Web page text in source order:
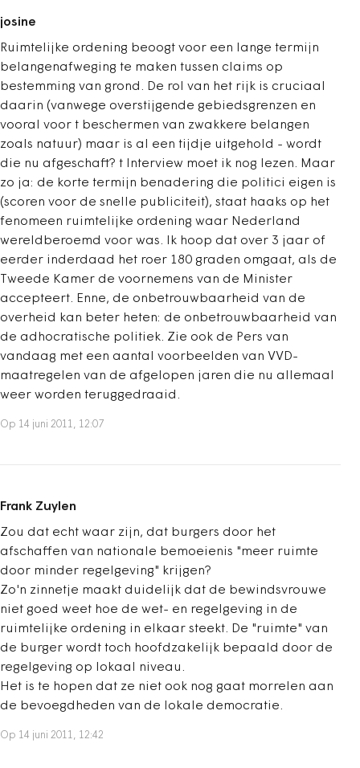
josine
Ruimtelijke ordening beoogt voor een lange termijn
belangenafweging te maken tussen claims op
bestemming van grond. De rol van het rijk is cruciaal
daarin (vanwege overstijgende gebiedsgrenzen en
vooral voor t beschermen van zwakkere belangen
zoals natuur) maar is al een tijdje uitgehold - wordt
die nu afgeschaft? t Interview moet ik nog lezen. Maar
zo ja: de korte termijn benadering die politici eigen is
(scoren voor de snelle publiciteit), staat haaks op het
fenomeen ruimtelijke ordening waar Nederland
wereldberoemd voor was. Ik hoop dat over 3 jaar of
eerder inderdaad het roer 180 graden omgaat, als de
Tweede Kamer de voornemens van de Minister
accepteert. Enne, de onbetrouwbaarheid van de
overheid kan beter heten: de onbetrouwbaarheid van
de adhocratische politiek. Zie ook de Pers van
vandaag met een aantal voorbeelden van VVD-
maatregelen van de afgelopen jaren die nu allemaal
weer worden teruggedraaid.
Op 14 juni 2011, 12:07
Frank Zuylen
Zou dat echt waar zijn, dat burgers door het
afschaffen van nationale bemoeienis "meer ruimte
door minder regelgeving" krijgen?
Zo'n zinnetje maakt duidelijk dat de bewindsvrouwe
niet goed weet hoe de wet- en regelgeving in de
ruimtelijke ordening in elkaar steekt. De "ruimte" van
de burger wordt toch hoofdzakelijk bepaald door de
regelgeving op lokaal niveau.
Het is te hopen dat ze niet ook nog gaat morrelen aan
de bevoegdheden van de lokale democratie.
Op 14 juni 2011, 12:42